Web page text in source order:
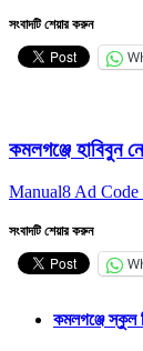
সংবাদটি শেয়ার করুন
কমলগঞ্জে হাবিবুন
Manual8 Ad Code
সংবাদটি শেয়ার করুন
কমলগঞ্জে স্কুল